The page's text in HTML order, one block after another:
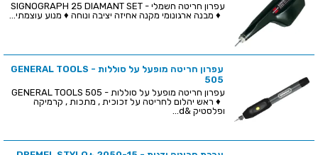
עפרון חריטה חשמלי - SIGNOGRAPH 25 DIAMANT SET
♦ מבנה ארגונומי מקנה אחיזה יציבה ונוחה ♦ מנוע עוצמתי...
עפרון חריטה מופעל על סוללות - GENERAL TOOLS
505
עפרון חריטה מופעל על סוללות - GENERAL TOOLS 505
♦ ראש יהלום לחריטה על זכוכית , מתכות , קרמיקה
ופלסטיק &d...